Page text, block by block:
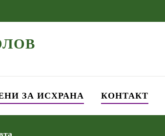
ЗА ИСХРАНА КОНТАКТ